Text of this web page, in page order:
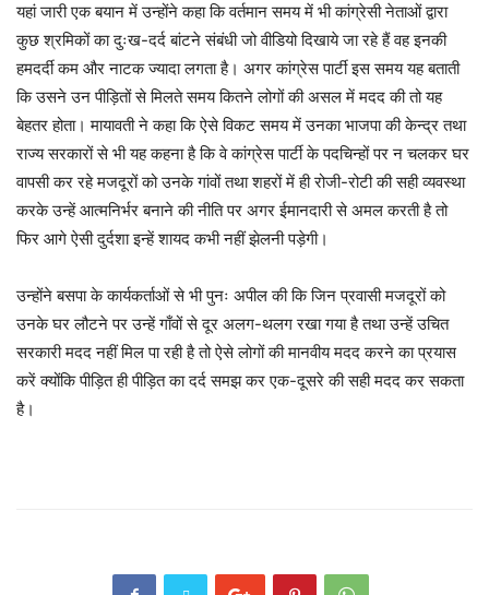
यहां जारी एक बयान में उन्होंने कहा कि वर्तमान समय में भी कांग्रेसी नेताओं द्वारा
कुछ श्रमिकों का दुःख-दर्द बांटने संबंधी जो वीडियो दिखाये जा रहे हैं वह इनकी
हमदर्दी कम और नाटक ज्यादा लगता है। अगर कांग्रेस पार्टी इस समय यह बताती
कि उसने उन पीड़ितों से मिलते समय कितने लोगों की असल में मदद की तो यह
बेहतर होता। मायावती ने कहा कि ऐसे विकट समय में उनका भाजपा की केन्द्र तथा
राज्य सरकारों से भी यह कहना है कि वे कांग्रेस पार्टी के पदचिन्हों पर न चलकर घर
वापसी कर रहे मजदूरों को उनके गांवों तथा शहरों में ही रोजी-रोटी की सही व्यवस्था
करके उन्हें आत्मनिर्भर बनाने की नीति पर अगर ईमानदारी से अमल करती है तो
फिर आगे ऐसी दुर्दशा इन्हें शायद कभी नहीं झेलनी पड़ेगी।
उन्होंने बसपा के कार्यकर्ताओं से भी पुनः अपील की कि जिन प्रवासी मजदूरों को
उनके घर लौटने पर उन्हें गाँवों से दूर अलग-थलग रखा गया है तथा उन्हें उचित
सरकारी मदद नहीं मिल पा रही है तो ऐसे लोगों की मानवीय मदद करने का प्रयास
करें क्योंकि पीड़ित ही पीड़ित का दर्द समझ कर एक-दूसरे की सही मदद कर सकता
है।